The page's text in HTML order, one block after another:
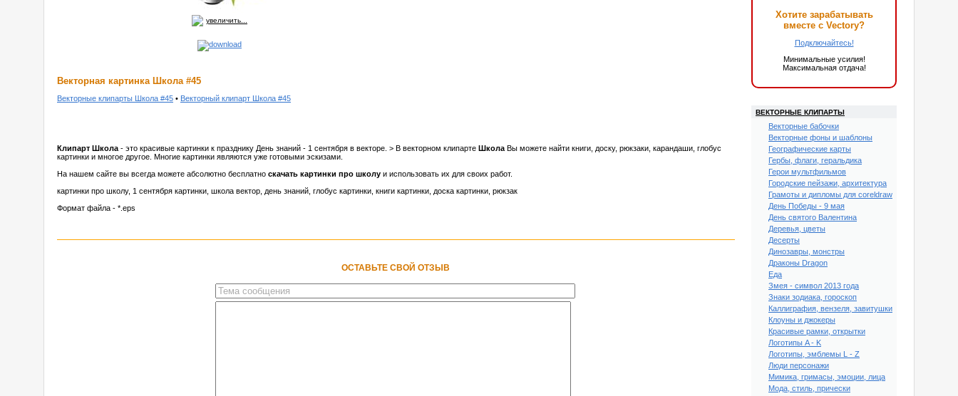
увеличить...
Векторная картинка Школа #45
Векторные клипарты Школа #45 • Векторный клипарт Школа #45
Клипарт Школа - это красивые картинки к празднику День знаний - 1 сентября в векторе. > В векторном клипарте Школа Вы можете найти книги, доску, рюкзаки, карандаши, глобус
картинки и многое другое. Многие картинки являются уже готовыми эскизами.
На нашем сайте вы всегда можете абсолютно бесплатно скачать картинки про школу и использовать их для своих работ.
картинки про школу, 1 сентября картинки, школа вектор, день знаний, глобус картинки, книги картинки, доска картинки, рюкзак
Формат файла - *.eps
ОСТАВЬТЕ СВОЙ ОТЗЫВ
Хотите зарабатывать
вместе с Vectory?
Подключайтесь!
Минимальные усилия!
Максимальная отдача!
ВЕКТОРНЫЕ КЛИПАРТЫ
Векторные бабочки
Векторные фоны и шаблоны
Географические карты
Гербы, флаги, геральдика
Герои мультфильмов
Городские пейзажи, архитектура
Грамоты и дипломы для coreldraw
День Победы - 9 мая
День святого Валентина
Деревья, цветы
Десерты
Динозавры, монстры
Драконы Dragon
Еда
Змея - символ 2013 года
Знаки зодиака, гороскоп
Каллиграфия, вензеля, завитушки
Клоуны и джокеры
Красивые рамки, открытки
Логотипы A - K
Логотипы, эмблемы L - Z
Люди персонажи
Мимика, гримасы, эмоции, лица
Мода, стиль, прически